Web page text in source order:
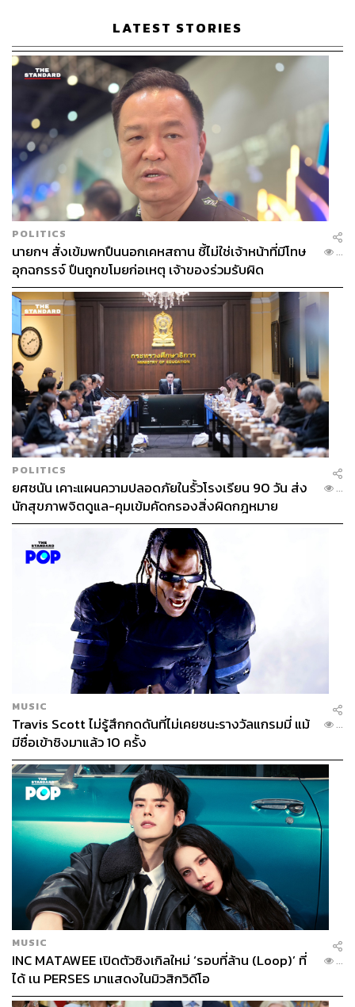
LATEST STORIES
POLITICS
นายกฯ สั่งเข้มพกปืนนอกเคหสถาน ชี้ไม่ใช่เจ้าหน้าที่มีโทษ
อุกฉกรรจ์ ปืนถูกขโมยก่อเหตุ เจ้าของร่วมรับผิด
...
POLITICS
ยศชนัน เคาะแผนความปลอดภัยในรั้วโรงเรียน 90 วัน ส่ง
นักสุขภาพจิตดูแล-คุมเข้มคัดกรองสิ่งผิดกฎหมาย
...
MUSIC
Travis Scott ไม่รู้สึกกดดันที่ไม่เคยชนะรางวัลแกรมมี่ แม้
มีชื่อเข้าชิงมาแล้ว 10 ครั้ง
...
MUSIC
INC MATAWEE เปิดตัวซิงเกิลใหม่ ‘รอบที่ล้าน (Loop)’ ที่
ได้ เน PERSES มาแสดงในมิวสิกวิดีโอ
...